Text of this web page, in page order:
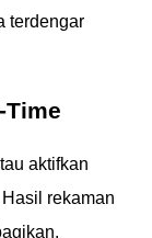
terdengar
Time
aktifkan
rekaman